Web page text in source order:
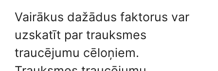
Vairākus dažādus faktorus var
uzskatīt par trauksmes
traucējumu cēloņiem.